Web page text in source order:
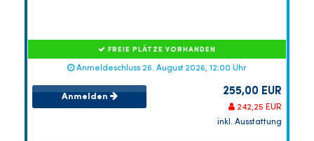
FREIE PLÄTZE VORHANDEN
Anmeldeschluss 26. August 2026, 12:00 Uhr
Anmelden 255,00 EUR
242,25 EUR
inkl. Ausstattung